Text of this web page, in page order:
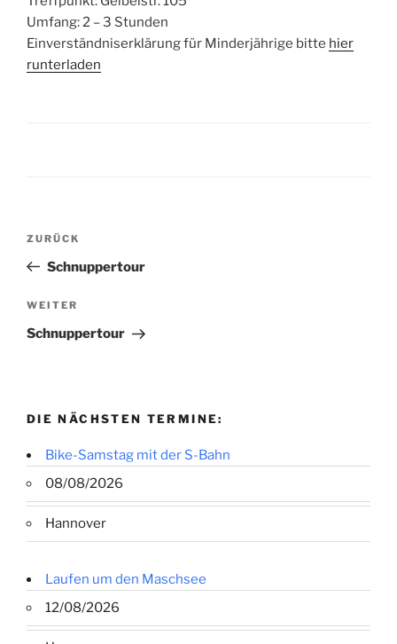
Umfang: 2 – 3 Stunden
Einverständniserklärung für Minderjährige bitte hier
runterladen
Beitragsnavigation
Vorheriger
Beitrag
ZURÜCK
Schnuppertour
Nächster
Beitrag
WEITER
Schnuppertour
DIE NÄCHSTEN TERMINE:
Bike-Samstag mit der S-Bahn
08/08/2026
Hannover
Laufen um den Maschsee
12/08/2026